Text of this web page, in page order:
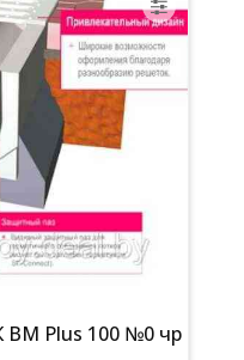
ВМ Plus 100 №0 чр